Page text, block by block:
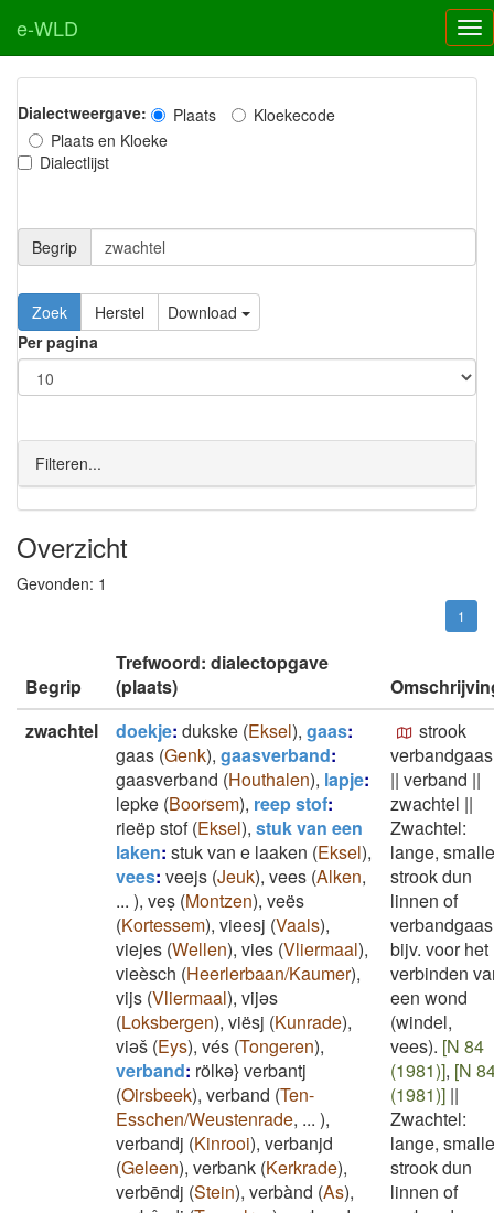
e-WLD
Dialectweergave: Plaats
Kloekecode
Plaats en Kloeke
Dialectlijst
Begrip
Zoek Herstel
Download
Per pagina
Filteren...
Overzicht
Gevonden: 1
1
Begrip
Trefwoord: dialectopgave
(plaats)
zwachtel
doekje: dukske (Eksel), gaas:
gaas (Genk), gaasverband:
gaasverband (Houthalen), lapje:
lepke (Boorsem), reep stof:
rieëp stof(Eksel), stuk van een
laken: stuk van e laaken (Eksel),
vees: veejs (Jeuk), vees (Alken,
... ), veṣ (Montzen), veës
(Kortessem), vieesj (Vaals),
viejes (Wellen), vies (Vliermaal),
vieèsch (Heerlerbaan/Kaumer),
vijs (Vliermaal), vijəs
(Loksbergen), viësj (Kunrade),
viəš (Eys), vés (Tongeren),
verband: rölkə} verbantj
(Oirsbeek), verband (Ten-
Esschen/Weustenrade, ... ),
verbandj (Kinrooi), verbanjd
(Geleen), verbank (Kerkrade),
verbēndj (Stein), verbànd (As),
strook
verbandgaas
|| verband ||
zwachtel ||
Zwachtel:
lange, smalle
strook dun
linnen of
verbandgaas
bijv. voor het
verbinden
een wond
(windel,
vees). [N 84
(1981)], [N
(1981)] ||
Zwachtel:
lange, smalle
strook dun
linnen of